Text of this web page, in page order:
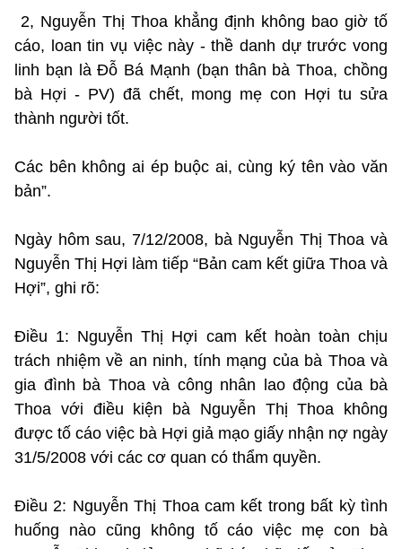
2, Nguyễn Thị Thoa khẳng định không bao giờ tố
cáo, loan tin vụ việc này - thề danh dự trước vong
linh bạn là Đỗ Bá Mạnh (bạn thân bà Thoa, chồng
bà Hợi - PV) đã chết, mong mẹ con Hợi tu sửa
thành người tốt.
Các bên không ai ép buộc ai, cùng ký tên vào văn
bản”.
Ngày hôm sau, 7/12/2008, bà Nguyễn Thị Thoa và
Nguyễn Thị Hợi làm tiếp “Bản cam kết giữa Thoa và
Hợi”, ghi rõ:
Điều 1: Nguyễn Thị Hợi cam kết hoàn toàn chịu
trách nhiệm về an ninh, tính mạng của bà Thoa và
gia đình bà Thoa và công nhân lao động của bà
Thoa với điều kiện bà Nguyễn Thị Thoa không
được tố cáo việc bà Hợi giả mạo giấy nhận nợ ngày
31/5/2008 với các cơ quan có thẩm quyền.
Điều 2: Nguyễn Thị Thoa cam kết trong bất kỳ tình
huống nào cũng không tố cáo việc mẹ con bà